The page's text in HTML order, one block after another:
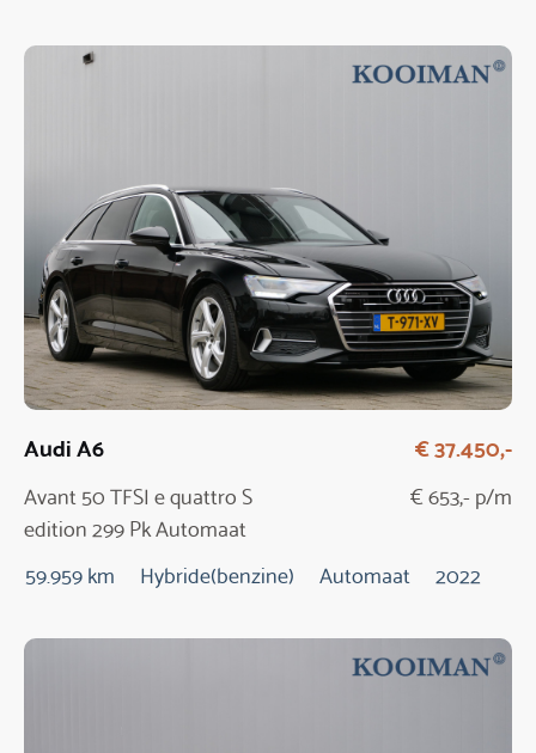
Audi A6
Avant 50 TFSI e quattro S
edition 299 Pk Automaat
€ 37.450,-
€ 653,- p/m
59.959 km Hybride(benzine) Automaat 2022